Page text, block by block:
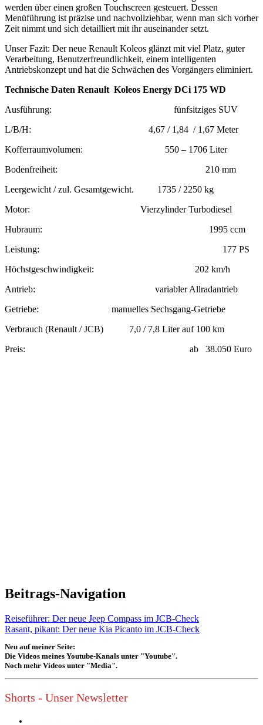
werden über einen großen Touchscreen gesteuert. Dessen
Menüführung ist präzise und nachvollziehbar, wenn man sich vorher
Zeit nimmt und sich detailliert mit ihr auseinander setzt.
Unser Fazit: Der neue Renault Koleos glänzt mit viel Platz, guter
Verarbeitung, Benutzerfreundlichkeit, einem intelligenten
Antriebskonzept und hat die Schwächen des Vorgängers eliminiert.
Technische Daten Renault Koleos Energy DCi 175 WD
Ausführung: fünfsitziges SUV
L/B/H: 4,67 / 1,84 / 1,67 Meter
Kofferraumvolumen: 550 – 1706 Liter
Bodenfreiheit: 210 mm
Leergewicht / zul. Gesamtgewicht. 1735 / 2250 kg
Motor: Vierzylinder Turbodiesel
Hubraum: 1995 ccm
Leistung: 177 PS
Höchstgeschwindigkeit: 202 km/h
Antrieb: variabler Allradantrieb
Getriebe: manuelles Sechsgang-Getriebe
Verbrauch (Renault / JCB) 7,0 / 7,8 Liter auf 100 km
Preis: ab 38.050 Euro
Beitrags-Navigation
Reiseführer: Der neue Jeep Compass im JCB-Check
Rasant, pikant: Der neue Kia Picanto im JCB-Check
Neu auf meiner Seite:
Die Videos meines Youtube-Kanals unter "Youtube".
Noch mehr Videos unter "Media".
Shorts - Unser Newsletter